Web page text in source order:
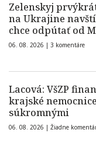
Zelenskyj
na Ukrajine
chce odpútať od
06. 08. 2026 | 3 komentáre
Lacová: VšZP
krajské
súkromnými
06. 08. 2026 | Žiadne